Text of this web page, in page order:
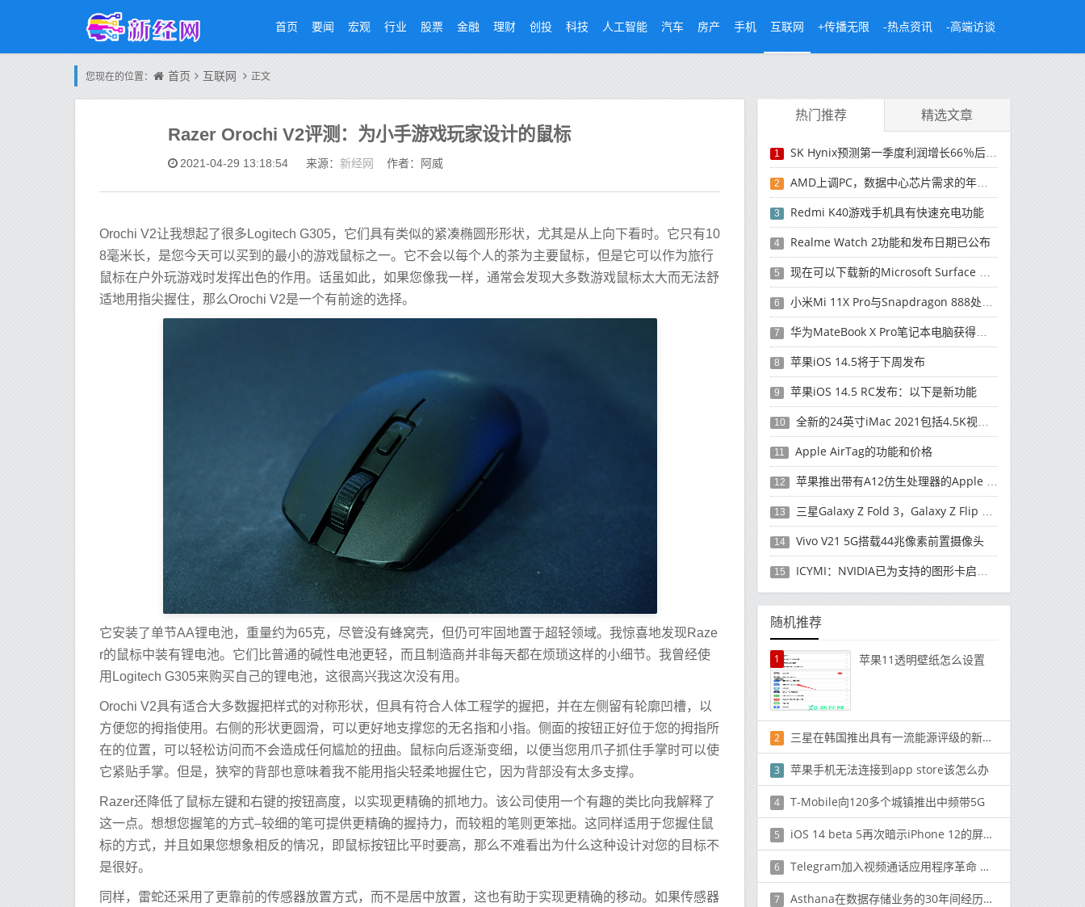
首页 要闻 宏观 行业 股票 金融 理财 创投 科技 人工智能 汽车 房产 手机 互联网 +传播无限 -热点资讯 -高端访谈
您现在的位置： 首页 互联网 正文
Razer Orochi V2评测：为小手游戏玩家设计的鼠标
2021-04-29 13:18:54 来源： 新经网 作者：阿威
Orochi V2让我想起了很多Logitech G305，它们具有类似的紧凑椭圆形形状，尤其是从上向下看时。它只有10
8毫米长，是您今天可以买到的最小的游戏鼠标之一。它不会以每个人的茶为主要鼠标，但是它可以作为旅行
鼠标在户外玩游戏时发挥出色的作用。话虽如此，如果您像我一样，通常会发现大多数游戏鼠标太大而无法舒
适地用指尖握住，那么Orochi V2是一个有前途的选择。
它安装了单节AA锂电池，重量约为65克，尽管没有蜂窝壳，但仍可牢固地置于超轻领域。我惊喜地发现Raze
r的鼠标中装有锂电池。它们比普通的碱性电池更轻，而且制造商并非每天都在烦琐这样的小细节。我曾经使
用Logitech G305来购买自己的锂电池，这很高兴我这次没有用。
Orochi V2具有适合大多数握把样式的对称形状，但具有符合人体工程学的握把，并在左侧留有轮廓凹槽，以
方便您的拇指使用。右侧的形状更圆滑，可以更好地支撑您的无名指和小指。侧面的按钮正好位于您的拇指所
在的位置，可以轻松访问而不会造成任何尴尬的扭曲。鼠标向后逐渐变细，以便当您用爪子抓住手掌时可以使
它紧贴手掌。但是，狭窄的背部也意味着我不能用指尖轻柔地握住它，因为背部没有太多支撑。
Razer还降低了鼠标左键和右键的按钮高度，以实现更精确的抓地力。该公司使用一个有趣的类比向我解释了
这一点。想想您握笔的方式–较细的笔可提供更精确的握持力，而较粗的笔则更笨拙。这同样适用于您握住鼠
标的方式，并且如果您想象相反的情况，即鼠标按钮比平时要高，那么不难看出为什么这种设计对您的目标不
是很好。
同样，雷蛇还采用了更靠前的传感器放置方式，而不是居中放置，这也有助于实现更精确的移动。如果传感器
热门推荐 精选文章
1 SK Hynix预测第一季度利润增长66％后，对芯片的需求将增强
2 AMD上调PC，数据中心芯片需求的年度收入预测
3 Redmi K40游戏手机具有快速充电功能
4 Realme Watch 2功能和发布日期已公布
5 现在可以下载新的Microsoft Surface Duo更新
6 小米Mi 11X Pro与Snapdragon 888处理器一起发布
7 华为MateBook X Pro笔记本电脑获得全新升级
8 苹果iOS 14.5将于下周发布
9 苹果iOS 14.5 RC发布：以下是新功能
10 全新的24英寸iMac 2021包括4.5K视网膜显示屏
11 Apple AirTag的功能和价格
12 苹果推出带有A12仿生处理器的Apple TV
13 三星Galaxy Z Fold 3，Galaxy Z Flip 2可能是首款防水可折叠智能手机
14 Vivo V21 5G搭载44兆像素前置摄像头
15 ICYMI：NVIDIA已为支持的图形卡启用了可调整大小的BAR和RTX语音
随机推荐
1 苹果11透明壁纸怎么设置
2 三星在韩国推出具有一流能源评级的新型QLED电视
3 苹果手机无法连接到app store该怎么办
4 T-Mobile向120多个城镇推出中频带5G
5 iOS 14 beta 5再次暗示iPhone 12的屏幕为120Hz
6 Telegram加入视频通话应用程序革命 新功能吸引4亿用户
7 Asthana在数据存储业务的30年间经历了这种竞争潮起潮落